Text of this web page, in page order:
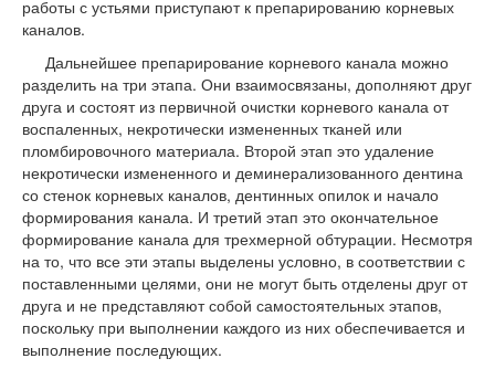
работы с устьями приступают к препарированию корневых
каналов.
Дальнейшее препарирование корневого канала можно
разделить на три этапа. Они взаимосвязаны, дополняют друг
друга и состоят из первичной очистки корневого канала от
воспаленных, некротически измененных тканей или
пломбировочного материала. Второй этап это удаление
некротически измененного и деминерализованного дентина
со стенок корневых каналов, дентинных опилок и начало
формирования канала. И третий этап это окончательное
формирование канала для трехмерной обтурации. Несмотря
на то, что все эти этапы выделены условно, в соответствии с
поставленными целями, они не могут быть отделены друг от
друга и не представляют собой самостоятельных этапов,
поскольку при выполнении каждого из них обеспечивается и
выполнение последующих.